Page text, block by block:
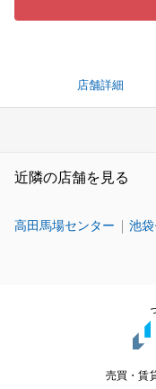
店舗詳細
近隣の店舗を見る
高田馬場センター 池
売買・賃